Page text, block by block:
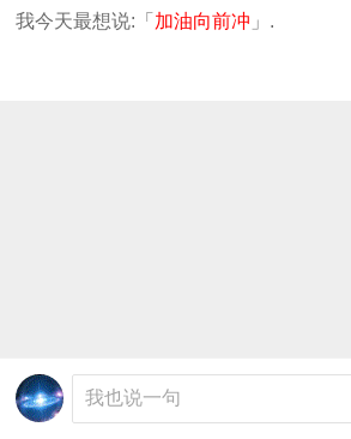
我今天最想说:「 加油向前冲 」.